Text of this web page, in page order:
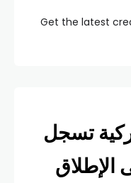
Get the latest
تسجل
الإطلاق